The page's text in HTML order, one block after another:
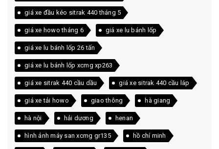
giá xe đầu kéo sitrak 440 tháng 5
giá xe howo tháng 6 giá xe lu bánh lốp
giá xe lu bánh lốp 26 tấn
giá xe lu bánh lốp xcmg xp263
giá xe sitrak 440 cầu dầu giá xe sitrak 440 cầu láp
giá xe tải howo giao thông hà giang
hà nội hải dương henan
hình ảnh máy san xcmg gr135 hồ chí minh